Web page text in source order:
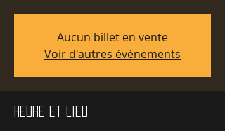
Aucun billet en vente
Voir d'autres événements
Heure et lieu